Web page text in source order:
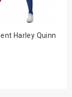
Harley Quinn